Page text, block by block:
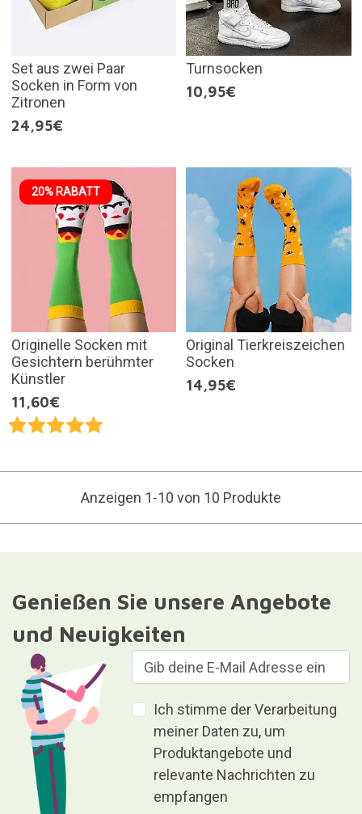
Set aus zwei Paar
Socken in Form von
Zitronen
24,95€
Turnsocken
10,95€
20% RABATT
Originelle Socken mit
Gesichtern berühmter
Künstler
11,60€
Original Tierkreiszeichen
Socken
14,95€
Anzeigen 1-10 von 10 Produkte
Genießen Sie unsere Angebote
und Neuigkeiten
Ich stimme der Verarbeitung
meiner Daten zu, um
Produktangebote und
relevante Nachrichten zu
empfangen